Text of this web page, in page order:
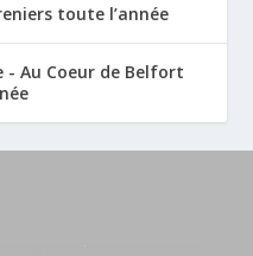
toute l’année
Au Coeur de Belfort